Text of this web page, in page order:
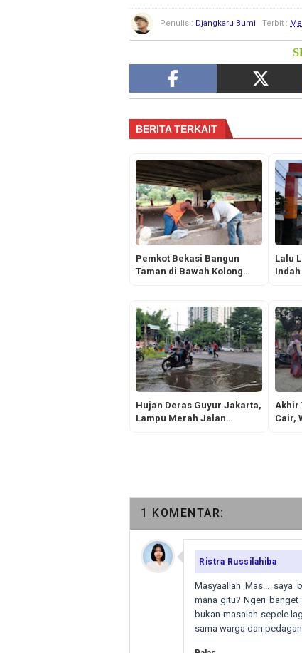
Penulis : Djangkaru Bumi Terbit :
BERITA TERKAIT
Pemkot Bekasi Bangun
Taman di Bawah Kolong
Lalu
Hujan Deras Guyur Jakarta,
Lampu Merah Jalan
Akhir
Cair,
1 KOMENTAR:
Ristra Russilahiba
Masyaallah Mas... saya
mana gitu? Ngeri
bukan masalah sepele
sama warga dan